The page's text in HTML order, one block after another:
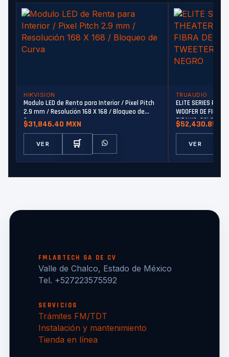
HIKVISION
Modulo LED de Renta para Interior / Pixel Pitch
2.9 mm / Resolución 168 X 168 / Bloqueo de
Curva
$31,846.40 MXN
VER 🛒
TRUAUDIO
ELITE SERIES
WOOFER DE FIBRA
TITANIO, COLOR
$52,430.85
VER
FMLABTECH SA DE CV
Valle de Chalco, Estado de México
Tel. +527223575592
SERVICIOS
Trámites FM/TDT
Instalación y mantenimiento
Tienda en línea